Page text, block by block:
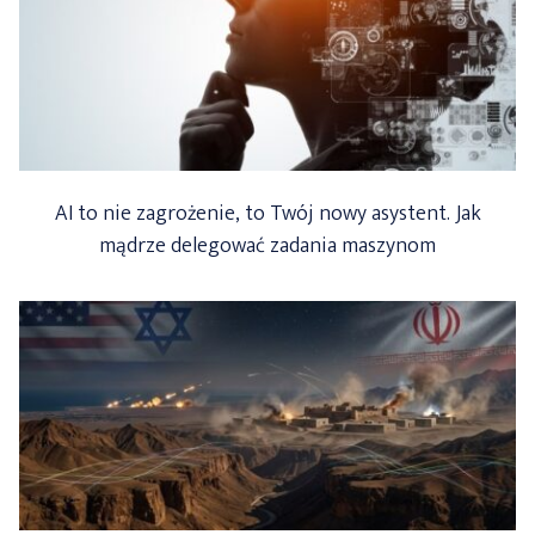
AI to nie zagrożenie, to Twój nowy asystent. Jak
mądrze delegować zadania maszynom